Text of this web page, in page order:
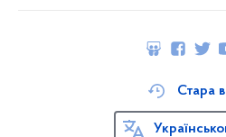
Стара